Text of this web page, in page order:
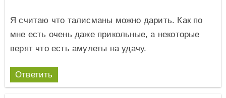
Я считаю что талисманы можно дарить. Как по
мне есть очень даже прикольные, а некоторые
верят что есть амулеты на удачу.
Ответить